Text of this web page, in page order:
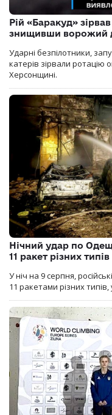
Рій «Баракуд»
знищивши ворожий
Ударні безпілотники,
катерів зірвали ротацію
Херсонщині.
Нічний удар по
11 ракет різних типів
У ніч на 9 серпня,
11 ракетами різних